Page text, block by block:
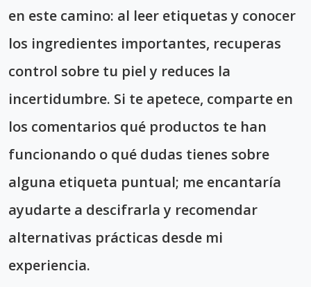
en este camino: al leer etiquetas y conocer
los ingredientes importantes, recuperas
control sobre tu piel y reduces la
incertidumbre. Si te apetece, comparte en
los comentarios qué productos te han
funcionando o qué dudas tienes sobre
alguna etiqueta puntual; me encantaría
ayudarte a descifrarla y recomendar
alternativas prácticas desde mi
experiencia.